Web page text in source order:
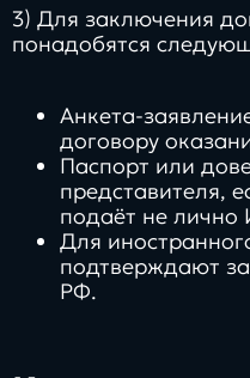
3) Для заключения
понадобятся
Анкета-
договору
Паспорт или
представителя,
подаёт не лично
Для
подтверждают
РФ.